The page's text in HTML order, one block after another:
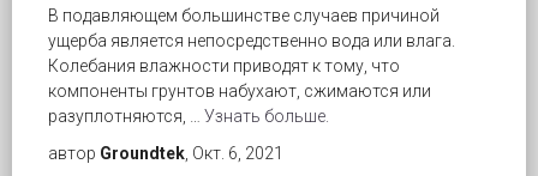
В подавляющем большинстве случаев причиной
ущерба является непосредственно вода или влага.
Колебания влажности приводят к тому, что
компоненты грунтов набухают, сжимаются или
разуплотняются, … Узнать больше.
автор Groundtek , Окт. 6, 2021